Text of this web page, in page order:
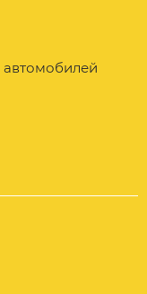
автомобилей